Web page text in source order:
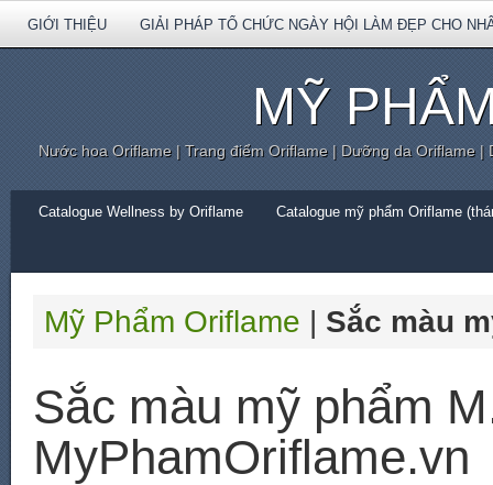
GIỚI THIỆU GIẢI PHÁP TỔ CHỨC NGÀY HỘI LÀM ĐẸP CHO
MỸ
Nước hoa Oriflame | Trang điểm Oriflame | Dưỡng da Oriflame
Catalogue Wellness by Oriflame Catalogue mỹ phẩm Oriflame
Mỹ Phẩm Oriflame | Sắc màu
Sắc màu mỹ phẩm
MyPhamOriflame.vn